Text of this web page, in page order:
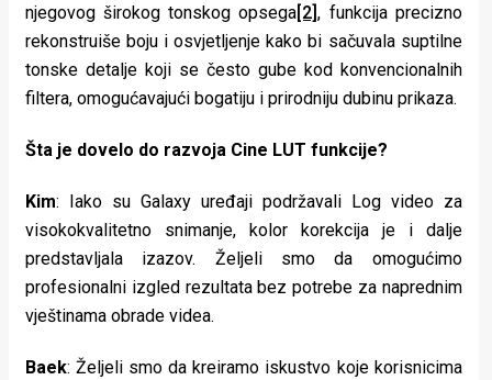
njegovog širokog tonskog opsega[2], funkcija precizno
rekonstruiše boju i osvjetljenje kako bi sačuvala suptilne
tonske detalje koji se često gube kod konvencionalnih
filtera, omogućavajući bogatiju i prirodniju dubinu prikaza.
Šta je dovelo do razvoja Cine LUT funkcije?
Kim: Iako su Galaxy uređaji podržavali Log video za
visokokvalitetno snimanje, kolor korekcija je i dalje
predstavljala izazov. Željeli smo da omogućimo
profesionalni izgled rezultata bez potrebe za naprednim
vještinama obrade videa.
Baek: Željeli smo da kreiramo iskustvo koje korisnicima